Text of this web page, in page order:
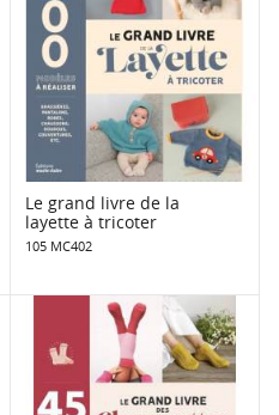
Le grand livre de la
layette à tricoter
105 MC402